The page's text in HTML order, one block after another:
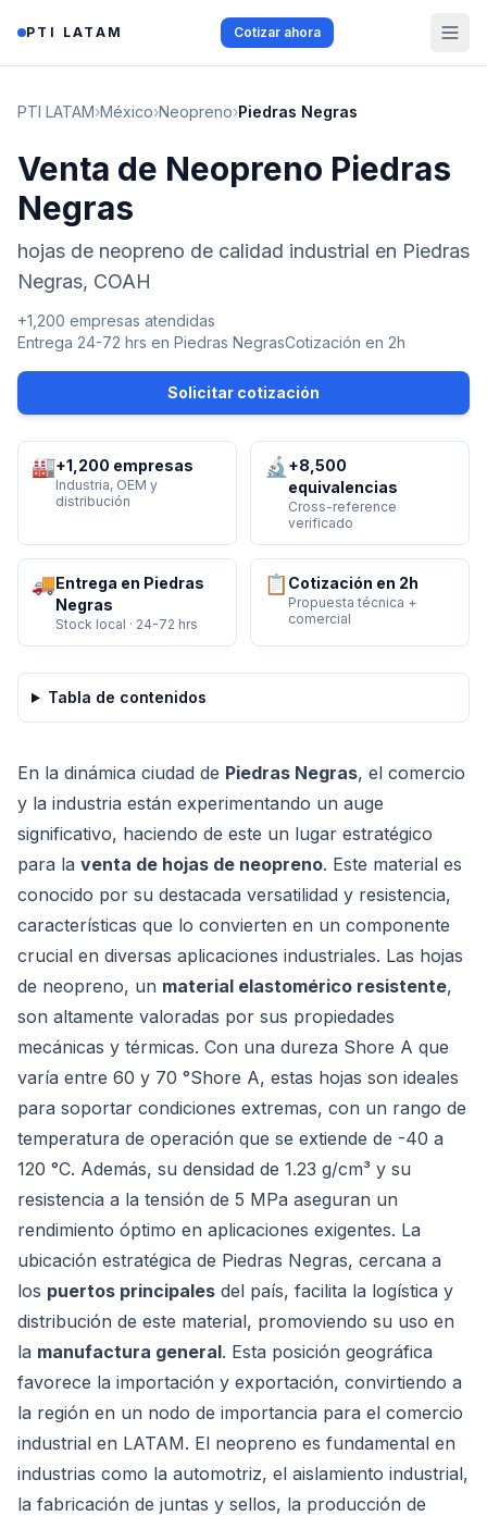
PTI LATAM Cotizar ahora
PTI LATAM›México›Neopreno›Piedras Negras
Venta de Neopreno Piedras
Negras
hojas de neopreno de calidad industrial en Piedras
Negras, COAH
+1,200 empresas atendidas
Entrega 24-72 hrs en Piedras NegrasCotización en 2h
Solicitar cotización
🏭+1,200 empresas
Industria, OEM y
distribución
🔬 +8,500
equivalencias
Cross-reference
verificado
🚚Entrega en Piedras
Negras
Stock local · 24-72 hrs
📋 Cotización en 2h
Propuesta técnica +
comercial
Tabla de contenidos
En la dinámica ciudad de Piedras Negras, el comercio
y la industria están experimentando un auge
significativo, haciendo de este un lugar estratégico
para la venta de hojas de neopreno. Este material es
conocido por su destacada versatilidad y resistencia,
características que lo convierten en un componente
crucial en diversas aplicaciones industriales. Las hojas
de neopreno, un material elastomérico resistente,
son altamente valoradas por sus propiedades
mecánicas y térmicas. Con una dureza Shore A que
varía entre 60 y 70 °Shore A, estas hojas son ideales
para soportar condiciones extremas, con un rango de
temperatura de operación que se extiende de -40 a
120 °C. Además, su densidad de 1.23 g/cm³ y su
resistencia a la tensión de 5 MPa aseguran un
rendimiento óptimo en aplicaciones exigentes. La
ubicación estratégica de Piedras Negras, cercana a
los puertos principales del país, facilita la logística y
distribución de este material, promoviendo su uso en
la manufactura general. Esta posición geográfica
favorece la importación y exportación, convirtiendo a
la región en un nodo de importancia para el comercio
industrial en LATAM. El neopreno es fundamental en
industrias como la automotriz, el aislamiento industrial,
la fabricación de juntas y sellos, la producción de